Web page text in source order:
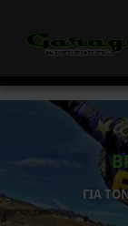
ΓΙΑ